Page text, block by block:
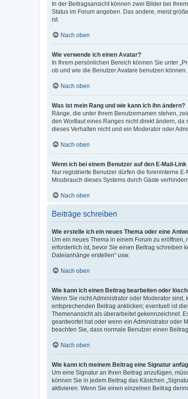
In der Beitragsansicht können zwei Bilder bei
Status im Forum angeben. Das andere, meist
ist.
Nach oben
Wie verwende ich einen Avatar?
In Ihrem persönlichen Bereich können Sie unter
ob und wie die Benutzer Avatare benutzen
Nach oben
Was ist mein Rang und wie kann ich ihn ändern?
Ränge, die unter Ihrem Benutzernamen stehen,
den Wortlaut eines Ranges nicht direkt ändern,
dieses Verhalten nicht und ein Moderator oder
Nach oben
Wenn ich bei einem Benutzer auf den E-Mail-
Nur registrierte Benutzer dürfen die foreninterne
Missbrauch dieses Systems durch Gäste
Nach oben
Beiträge schreiben
Wie erstelle ich ein neues Thema oder eine
Um ein neues Thema in einem Forum zu eröffnen,
erforderlich ist, bevor Sie einen Beitrag schreiben
Dateianhänge erstellen“ usw.
Nach oben
Wie kann ich einen Beitrag bearbeiten oder
Wenn Sie nicht Administrator oder Moderator
entsprechenden Beitrag anklicken; eventuell ist
Themenansicht als überarbeitet gekennzeichnet.
geantwortet hat oder wenn ein Administrator oder
beachten Sie, dass normale Benutzer einen
Nach oben
Wie kann ich meinem Beitrag eine Signatur
Um eine Signatur an Ihren Beitrag anzufügen,
können Sie in jedem Beitrag das Kästchen
aktivieren. Wenn Sie einen einzelnen Beitrag